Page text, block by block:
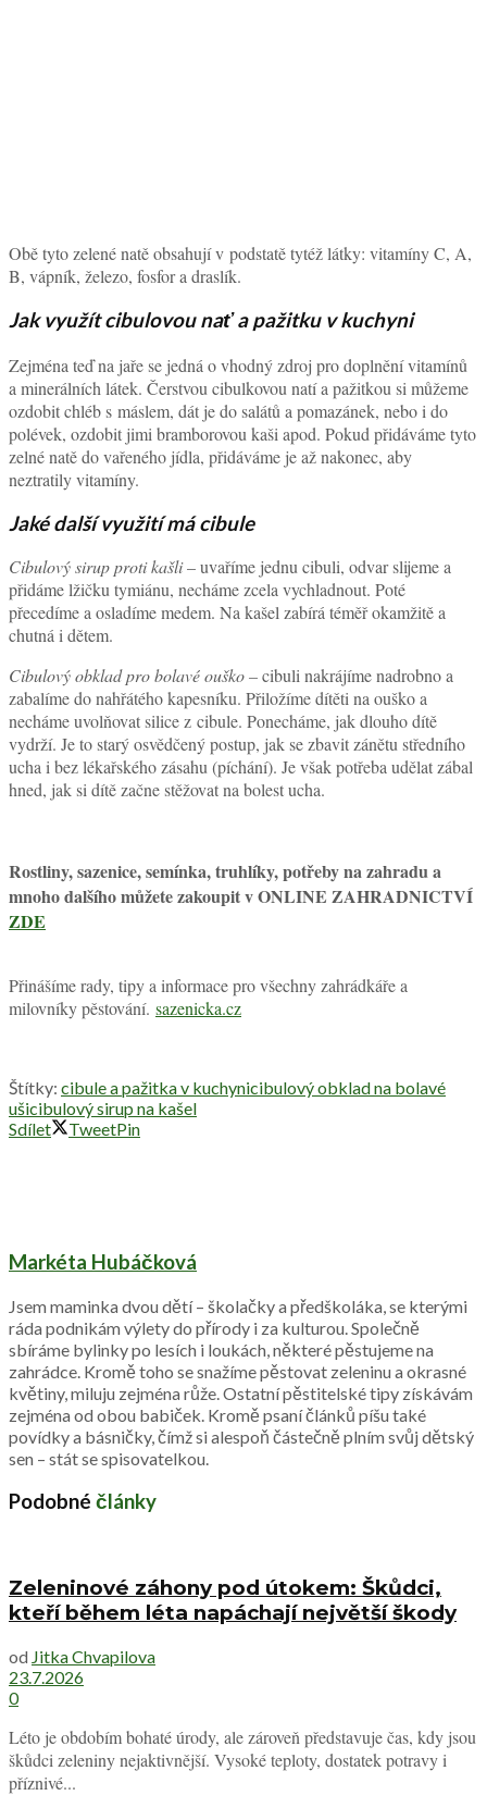
Obě tyto zelené natě obsahují v podstatě tytéž látky: vitamíny C, A,
B, vápník, železo, fosfor a draslík.
Jak využít cibulovou nať a pažitku v kuchyni
Zejména teď na jaře se jedná o vhodný zdroj pro doplnění vitamínů
a minerálních látek. Čerstvou cibulkovou natí a pažitkou si můžeme
ozdobit chléb s máslem, dát je do salátů a pomazánek, nebo i do
polévek, ozdobit jimi bramborovou kaši apod. Pokud přidáváme tyto
zelné natě do vařeného jídla, přidáváme je až nakonec, aby
neztratily vitamíny.
Jaké další využití má cibule
Cibulový sirup proti kašli– uvaříme jednu cibuli, odvar slijeme a
přidáme lžičku tymiánu, necháme zcela vychladnout. Poté
přecedíme a osladíme medem. Na kašel zabírá téměř okamžitě a
chutná i dětem.
Cibulový obklad pro bolavé ouško –cibuli nakrájíme nadrobno a
zabalíme do nahřátého kapesníku. Přiložíme dítěti na ouško a
necháme uvolňovat silice z cibule. Ponecháme, jak dlouho dítě
vydrží. Je to starý osvědčený postup, jak se zbavit zánětu středního
ucha i bez lékařského zásahu (píchání). Je však potřeba udělat zábal
hned, jak si dítě začne stěžovat na bolest ucha.
Rostliny, sazenice, semínka, truhlíky, potřeby na zahradu a
mnoho dalšího můžete zakoupit v ONLINE ZAHRADNICTVÍ
ZDE
Přinášíme rady, tipy a informace pro všechny zahrádkáře a
milovníky pěstování. sazenicka.cz
Štítky: cibule a pažitka v kuchynicibulový obklad na bolavé
ušicibulový sirup na kašel
Sdílet
TweetPin
Markéta Hubáčková
Jsem maminka dvou dětí – školačky a předškoláka, se kterými
ráda podnikám výlety do přírody i za kulturou. Společně
sbíráme bylinky po lesích i loukách, některé pěstujeme na
zahrádce. Kromě toho se snažíme pěstovat zeleninu a okrasné
květiny, miluju zejména růže. Ostatní pěstitelské tipy získávám
zejména od obou babiček. Kromě psaní článků píšu také
povídky a básničky, čímž si alespoň částečně plním svůj dětský
sen – stát se spisovatelkou.
Podobné články
Zeleninové záhony pod útokem: Škůdci,
kteří během léta napáchají největší škody
od Jitka Chvapilova
23.7.2026
0
Léto je obdobím bohaté úrody, ale zároveň představuje čas, kdy jsou
škůdci zeleniny nejaktivnější. Vysoké teploty, dostatek potravy i
příznivé...